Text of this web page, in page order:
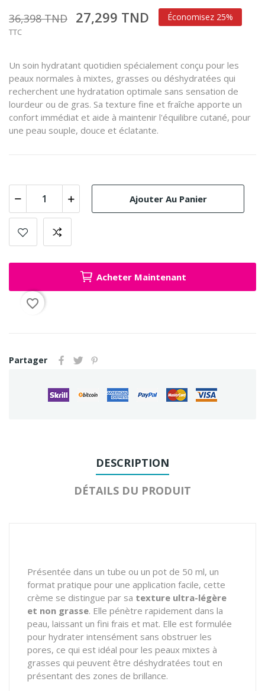
36,398 TND 27,299 TND Économisez 25%
TTC
Un soin hydratant quotidien spécialement conçu pour les
peaux normales à mixtes, grasses ou déshydratées qui
recherchent une hydratation optimale sans sensation de
lourdeur ou de gras. Sa texture fine et fraîche apporte un
confort immédiat et aide à maintenir l'équilibre cutané, pour
une peau souple, douce et éclatante.
Ajouter Au Panier
Acheter Maintenant
favorite_border
Partager
DESCRIPTION
DÉTAILS DU PRODUIT
Présentée dans un tube ou un pot de 50 ml, un
format pratique pour une application facile, cette
crème se distingue par sa texture ultra-légère
et non grasse. Elle pénètre rapidement dans la
peau, laissant un fini frais et mat. Elle est formulée
pour hydrater intensément sans obstruer les
pores, ce qui est idéal pour les peaux mixtes à
grasses qui peuvent être déshydratées tout en
présentant des zones de brillance.